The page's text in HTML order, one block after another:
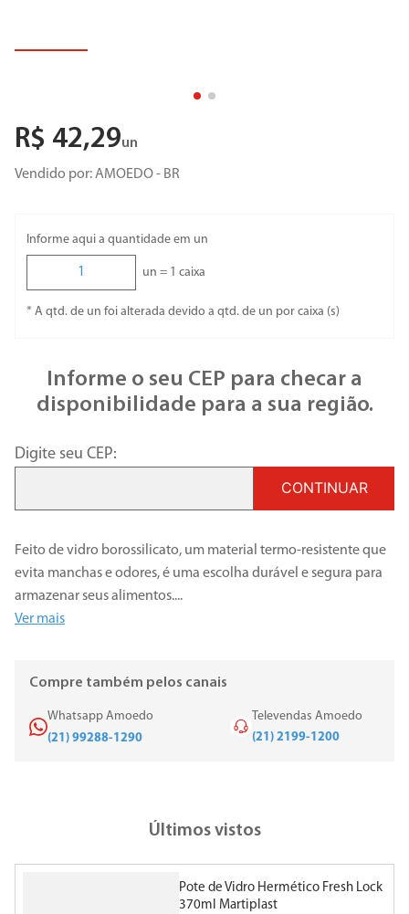
R$ 42,29un
Vendido por:AMOEDO - BR
Informe aqui a quantidade em un
un = 1 caixa
* A qtd. de un foi alterada devido a qtd. de un por caixa (s)
Informe o seu CEP para checar a
disponibilidade para a sua região.
Digite seu CEP:
CONTINUAR
Feito de vidro borossilicato, um material termo-resistente que
evita manchas e odores, é uma escolha durável e segura para
armazenar seus alimentos....
Ver mais
Compre também pelos canais
Whatsapp Amoedo
(21) 99288-1290
Televendas Amoedo
(21) 2199-1200
Últimos vistos
Pote de Vidro Hermético Fresh Lock
370ml Martiplast